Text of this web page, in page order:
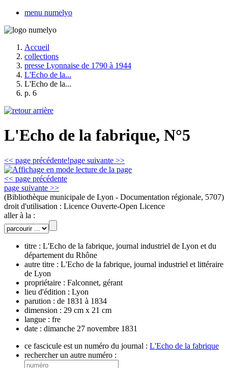
menu numelyo
Accueil
collections
presse Lyonnaise de 1790 à 1944
L'Echo de la...
L'Echo de la...
p. 6
L'Echo de la fabrique, N°5
<< page précédente!page suivante >>
<< page précédente
page suivante >>
(Bibliothèque municipale de Lyon - Documentation régionale, 5707)
droit d'utilisation : Licence Ouverte-Open Licence
aller à la :
titre : L'Echo de la fabrique, journal industriel de Lyon et du
département du Rhône
autre titre : L'Echo de la fabrique, journal industriel et littéraire
de Lyon
propriétaire : Falconnet, gérant
lieu d'édition : Lyon
parution : de 1831 à 1834
dimension : 29 cm x 21 cm
langue : fre
date : dimanche 27 novembre 1831
ce fascicule est un numéro du journal : L'Echo de la fabrique
rechercher un autre numéro :